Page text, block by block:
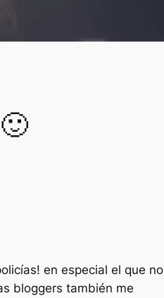
en especial el que no
bloggers también me